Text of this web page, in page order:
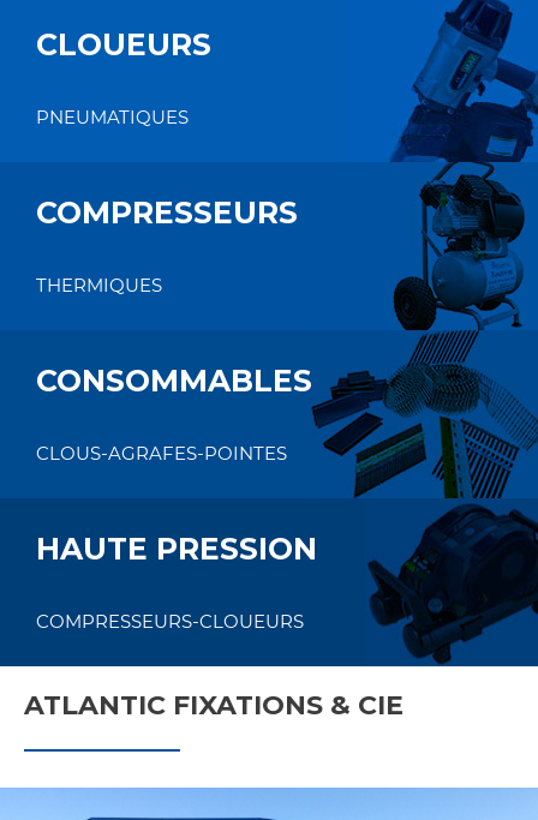
CLOUEURS
PNEUMATIQUES
COMPRESSEURS
THERMIQUES
CONSOMMABLES
CLOUS-AGRAFES-POINTES
HAUTE PRESSION
COMPRESSEURS-CLOUEURS
ATLANTIC FIXATIONS & CIE